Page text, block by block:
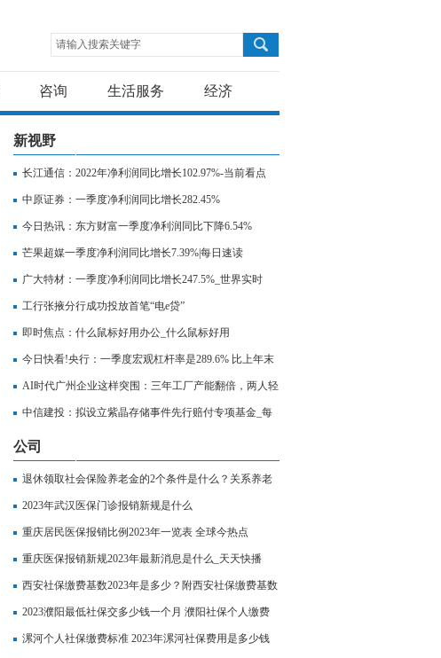
请输入搜索关键字
咨询 生活服务 经济
新视野
长江通信：2022年净利润同比增长102.97%-当前看点
中原证券：一季度净利润同比增长282.45%
今日热讯：东方财富一季度净利润同比下降6.54%
芒果超媒一季度净利润同比增长7.39%|每日速读
广大特材：一季度净利润同比增长247.5%_世界实时
工行张掖分行成功投放首笔“电e贷”
即时焦点：什么鼠标好用办公_什么鼠标好用
今日快看!央行：一季度宏观杠杆率是289.6% 比上年末
高8个百分点
AI时代广州企业这样突围：三年工厂产能翻倍，两人轻
松管理千亩农场_天天实时
中信建投：拟设立紫晶存储事件先行赔付专项基金_每
日焦点
公司
退休领取社会保险养老金的2个条件是什么？关系养老
金多少的3个因素
2023年武汉医保门诊报销新规是什么
重庆居民医保报销比例2023年一览表 全球今热点
重庆医保报销新规2023年最新消息是什么_天天快播
西安社保缴费基数2023年是多少？附西安社保缴费基数
计算公式 全球热点评
2023濮阳最低社保交多少钱一个月 濮阳社保个人缴费
标准详情 世界速讯
漯河个人社保缴费标准 2023年漯河社保费用是多少钱